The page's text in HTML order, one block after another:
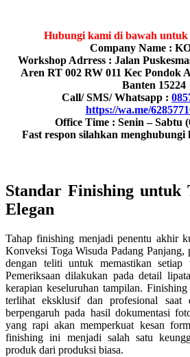
Hubungi kami di bawah
Company Name :
Workshop Adrress : Jalan
Aren RT 002 RW 011 Kec Pondok
Banten 15224
Call/ SMS/ Whatsapp :
https://wa.me/
Office Time : Senin – Sabtu
Fast respon silahkan
Standar Finishing untuk
Elegan
Tahap finishing menjadi penentu akhir
Konveksi Toga Wisuda Padang Panjang,
dengan teliti untuk memastikan setiap
Pemeriksaan dilakukan pada detail
kerapian keseluruhan tampilan.
terlihat eksklusif dan profesional
berpengaruh pada hasil dokumentasi
yang rapi akan memperkuat kesan
finishing ini menjadi salah satu
produk dari produksi biasa.